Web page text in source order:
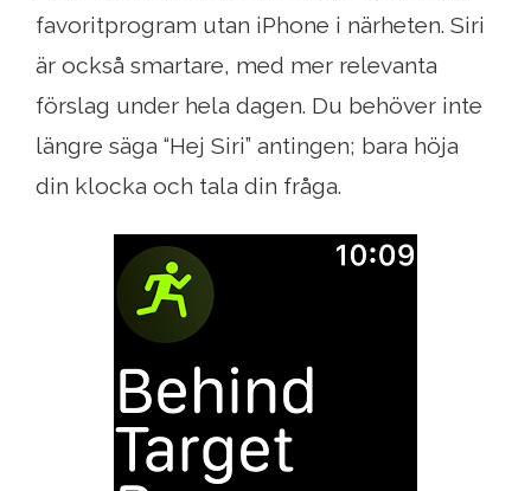
favoritprogram utan iPhone i närheten. Siri
är också smartare, med mer relevanta
förslag under hela dagen. Du behöver inte
längre säga “Hej Siri” antingen; bara höja
din klocka och tala din fråga.